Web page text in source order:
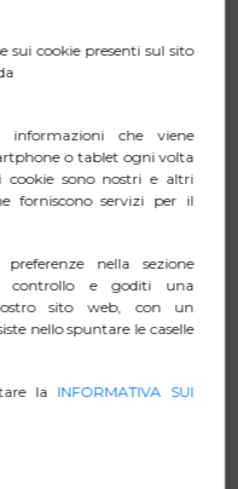
leggerezza, facile da
lega di alluminio, con
e una vita più lunga.
e Linux.
è necessario
sui cookie presenti sul sito
che viene
o tablet ogni volta
sono nostri e altri
forniscono servizi per il
nella sezione
controllo e goditi una
sito web, con un
nello spuntare le caselle
la INFORMATIVA SUI